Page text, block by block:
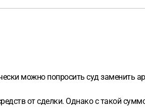
можно попросить суд заменить
от сделки. Однако с такой